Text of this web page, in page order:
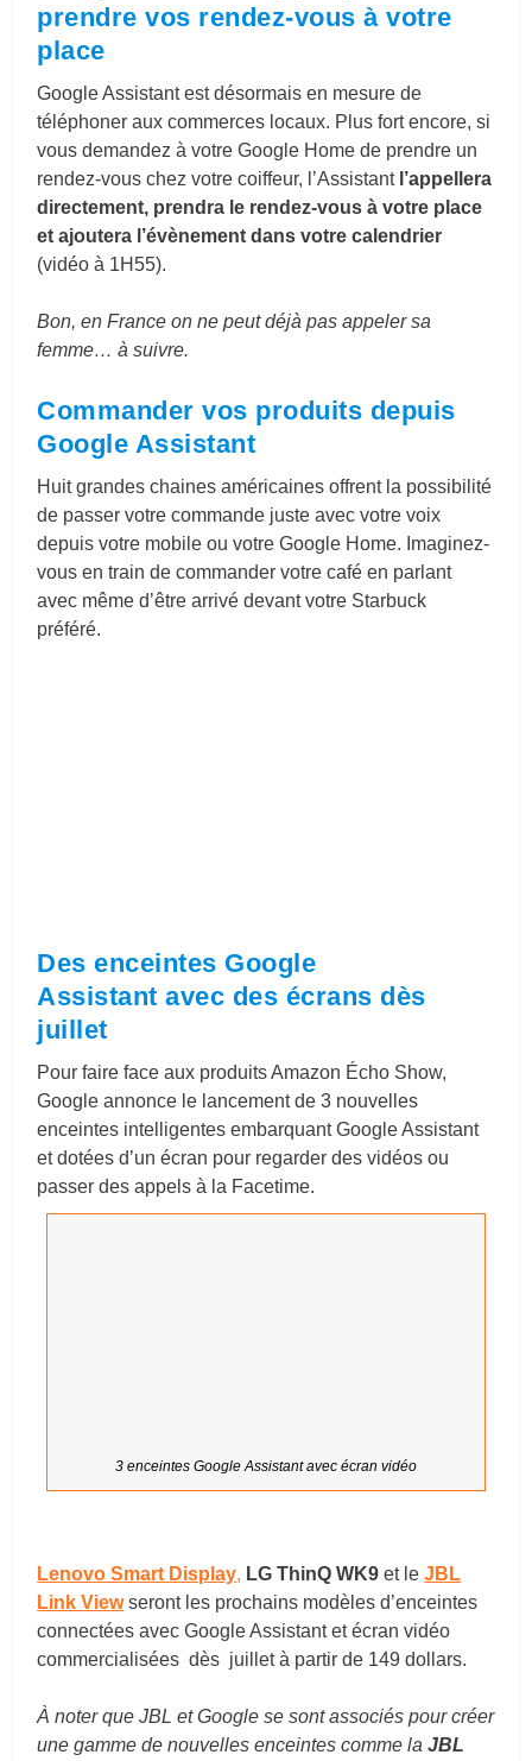
prendre vos rendez-vous à votre
place
Google Assistant est désormais en mesure de
téléphoner aux commerces locaux. Plus fort encore, si
vous demandez à votre Google Home de prendre un
rendez-vous chez votre coiffeur, l’Assistant l’appellera
directement, prendra le rendez-vous à votre place
et ajoutera l’évènement dans votre calendrier
(vidéo à 1H55).
Bon, en France on ne peut déjà pas appeler sa
femme… à suivre.
Commander vos produits depuis
Google Assistant
Huit grandes chaines américaines offrent la possibilité
de passer votre commande juste avec votre voix
depuis votre mobile ou votre Google Home. Imaginez-
vous en train de commander votre café en parlant
avec même d’être arrivé devant votre Starbuck
préféré.
Desenceintes Google
Assistant avec des écrans dès
juillet
Pour faire face aux produits Amazon Écho Show,
Google annonce le lancement de 3 nouvelles
enceintes intelligentes embarquant Google Assistant
et dotées d’un écran pour regarder des vidéos ou
passer des appels à la Facetime.
3 enceintes Google Assistant avec écran vidéo
Lenovo Smart Display, LG ThinQ WK9et leJBL
Link View seront les prochains modèles d’enceintes
connectées avec Google Assistant et écran vidéo
commercialisées dès juillet à partir de 149 dollars.
À noter que JBL et Google se sont associés pour créer
une gamme de nouvelles enceintes comme laJBL